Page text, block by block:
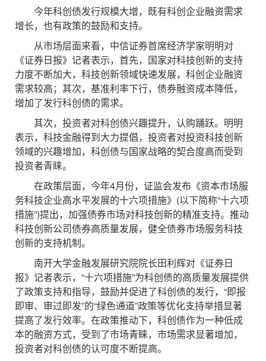
今年科创债发行规模大增，既有科创企业融资需求
增长，也有政策的鼓励和支持。
从市场层面来看，中信证券首席经济学家明明对
《证券日报》记者表示，首先，国家对科技创新的支持
力度不断加大，科技创新领域快速发展，科创企业融资
需求较高；其次，基准利率下行，债券融资成本降低，
增加了发行科创债的需求。
其次，投资者对科创债兴趣提升，认购踊跃。明明
表示，科技金融得到大力提倡，投资者对投资科技创新
领域的兴趣增加，科创债与国家战略的契合度高而受到
投资者青睐。
在政策层面，今年4月份，证监会发布《资本市场服
务科技企业高水平发展的十六项措施》(以下简称“十六项
措施”)提出，加强债券市场对科技创新的精准支持。推动
科技创新公司债券高质量发展，健全债券市场服务科技
创新的支持机制。
南开大学金融发展研究院院长田利辉对《证券日
报》记者表示，“十六项措施”为科创债的高质量发展提供
了政策支持和指导，鼓励并促进了科创债的发行，“即报
即审、审过即发”的“绿色通道”政策等优化支持举措显著
提高了发行效率。在政策推动下，科创债作为一种低成
本的融资方式，受到了市场青睐，市场需求显著增加，
投资者对科创债的认可度不断提高。